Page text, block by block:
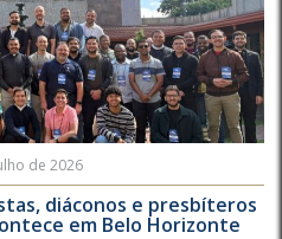
de 2026
diáconos e presbíteros
em Belo Horizonte